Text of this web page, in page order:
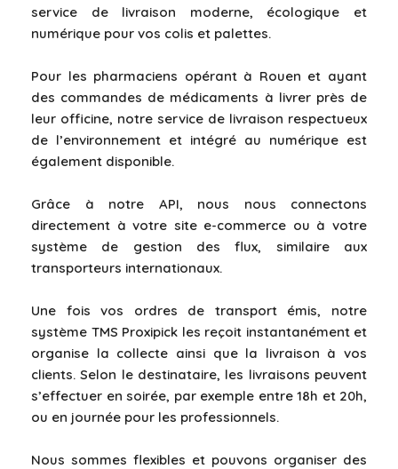
service de livraison moderne, écologique et
numérique pour vos colis et palettes.
Pour les pharmaciens opérant à Rouen et ayant
des commandes de médicaments à livrer près de
leur officine, notre service de livraison respectueux
de l’environnement et intégré au numérique est
également disponible.
Grâce à notre API, nous nous connectons
directement à votre site e-commerce ou à votre
système de gestion des flux, similaire aux
transporteurs internationaux.
Une fois vos ordres de transport émis, notre
système TMS Proxipick les reçoit instantanément et
organise la collecte ainsi que la livraison à vos
clients. Selon le destinataire, les livraisons peuvent
s’effectuer en soirée, par exemple entre 18h et 20h,
ou en journée pour les professionnels.
Nous sommes flexibles et pouvons organiser des